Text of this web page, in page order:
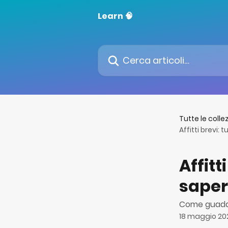
Learn 🧠
Cerca articoli…
Tutte le
Affitti brevi:
Affitti
Come
18 maggio